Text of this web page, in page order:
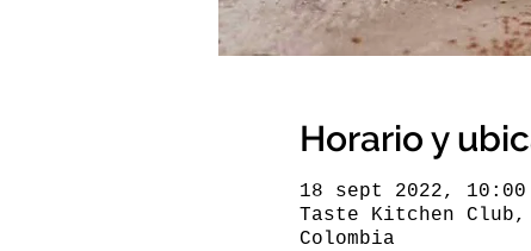
Horario y
18 sept 2022,
Taste Kitchen
Colombia